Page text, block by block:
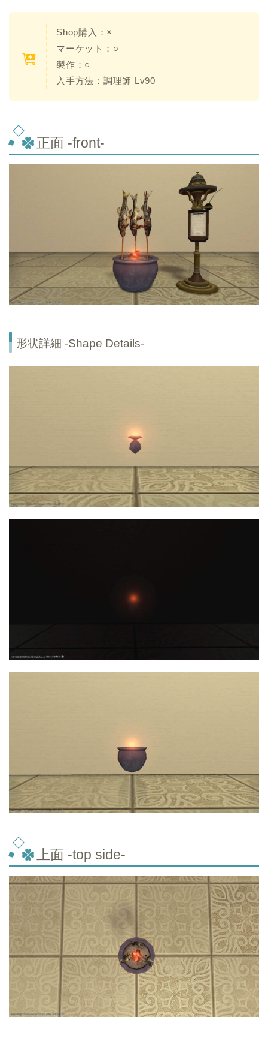
Shop購入：×
マーケット：○
製作：○
入手方法：調理師 Lv90
正面 -front-
形状詳細 -Shape Details-
上面 -top side-